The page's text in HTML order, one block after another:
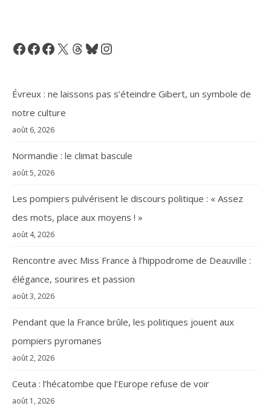
Facebook
Facebook
Facebook
X Threads
BlueskyInstagram
Évreux : ne laissons pas s’éteindre Gibert, un symbole de
notre culture
août 6, 2026
Normandie : le climat bascule
août 5, 2026
Les pompiers pulvérisent le discours politique : « Assez
des mots, place aux moyens ! »
août 4, 2026
Rencontre avec Miss France à l’hippodrome de Deauville :
élégance, sourires et passion
août 3, 2026
Pendant que la France brûle, les politiques jouent aux
pompiers pyromanes
août 2, 2026
Ceuta : l’hécatombe que l’Europe refuse de voir
août 1, 2026